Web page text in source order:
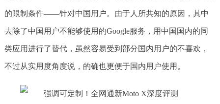
的限制条件——针对中国用户。由于人所共知的原因，其中
去除了中国用户不能够使用的Google服务，用中国国内的同
类应用进行了替代，虽然容易受到部分国内用户的不喜欢，
不过从实用度角度说，的确也更便于国内用户使用。